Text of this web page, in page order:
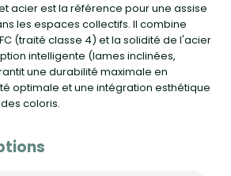
acier est la référence pour une assise
les espaces collectifs. Il combine
(traité classe 4) et la solidité de l'acier
intelligente (lames inclinées,
une durabilité maximale en
optimale et une intégration esthétique
coloris.